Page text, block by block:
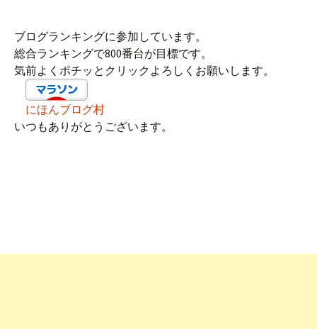
ブログランキングに参加しています。
総合ランキングで800番台が目標です。
気前よくポチッとクリックよろしくお願いします。
にほんブログ村
いつもありがとうございます。